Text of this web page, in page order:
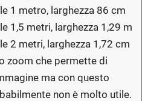
1 metro, larghezza 86 cm
1,5 metri, larghezza 1,29 m
2 metri, larghezza 1,72 cm
zoom che permette di
ma con questo
non è molto utile.